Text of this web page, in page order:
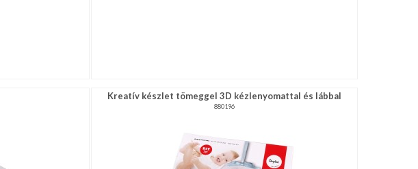
Kreatív készlet tömeggel 3D kézlenyomattal és lábbal
880196